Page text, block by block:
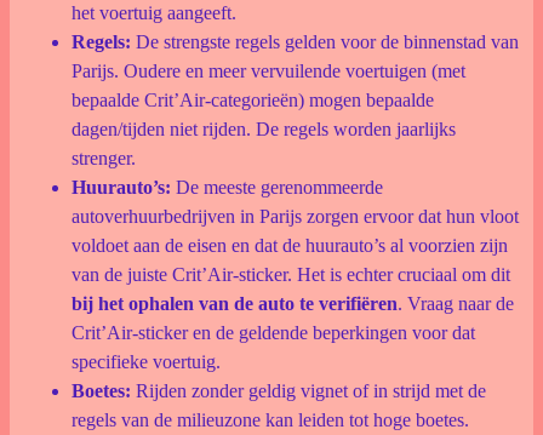
het voertuig aangeeft.
Regels: De strengste regels gelden voor de binnenstad van
Parijs. Oudere en meer vervuilende voertuigen (met
bepaalde Crit’Air-categorieën) mogen bepaalde
dagen/tijden niet rijden. De regels worden jaarlijks
strenger.
Huurauto’s: De meeste gerenommeerde
autoverhuurbedrijven in Parijs zorgen ervoor dat hun vloot
voldoet aan de eisen en dat de huurauto’s al voorzien zijn
van de juiste Crit’Air-sticker. Het is echter cruciaal om dit
bij het ophalen van de auto te verifiëren. Vraag naar de
Crit’Air-sticker en de geldende beperkingen voor dat
specifieke voertuig.
Boetes: Rijden zonder geldig vignet of in strijd met de
regels van de milieuzone kan leiden tot hoge boetes.